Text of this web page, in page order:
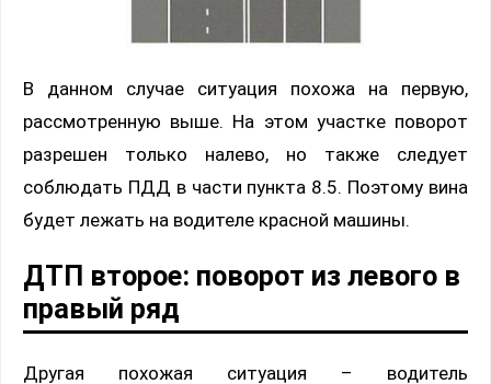
В данном случае ситуация похожа на первую,
рассмотренную выше. На этом участке поворот
разрешен только налево, но также следует
соблюдать ПДД в части пункта 8.5. Поэтому вина
будет лежать на водителе красной машины.
ДТП второе: поворот из левого в
правый ряд
Другая похожая ситуация – водитель